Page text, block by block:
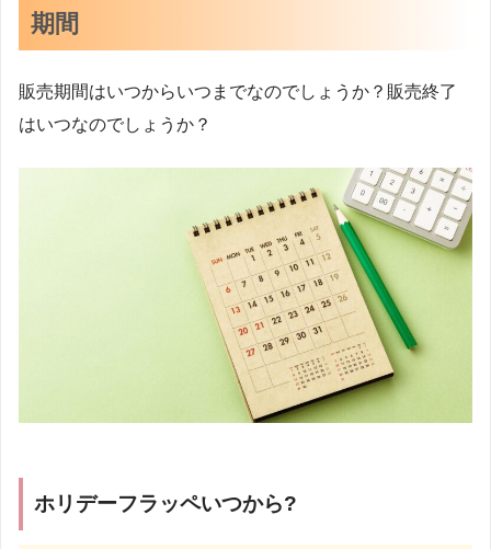
期間
販売期間はいつからいつまでなのでしょうか？販売終了
はいつなのでしょうか？
ホリデーフラッペいつから?